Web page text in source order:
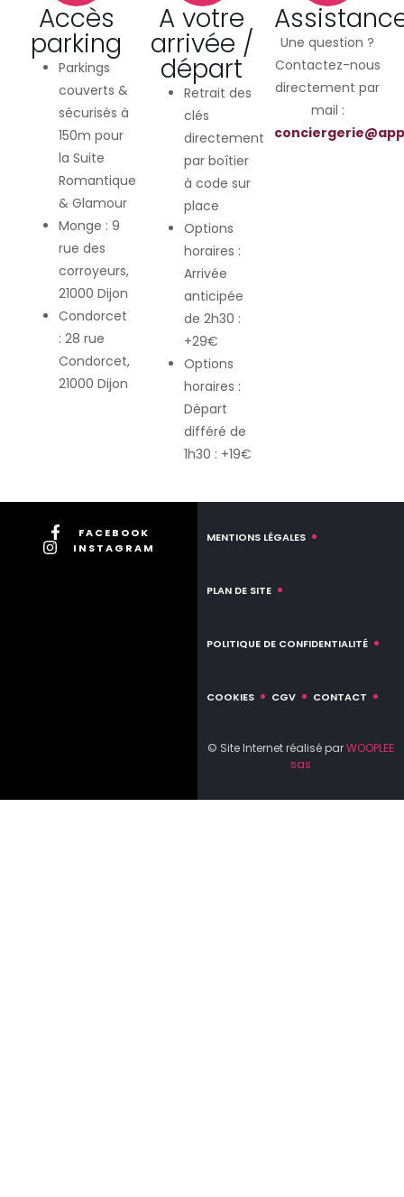
Accès
parking
Parkings
couverts &
sécurisés à
150m pour
la Suite
Romantique
& Glamour
Monge : 9
rue des
corroyeurs,
21000 Dijon
Condorcet
: 28 rue
Condorcet,
21000 Dijon
A votre
arrivée /
départ
Retrait des
clés
directement
par boîtier
à code sur
place
Options
horaires :
Arrivée
anticipée
de 2h30 :
+29€
Options
horaires :
Départ
différé de
1h30 : +19€
Une question ?
Contactez-nous
directement par
mail :
FACEBOOK
INSTAGRAM
MENTIONS LÉGALES
PLAN DE SITE
POLITIQUE DE CONFIDENTIALITÉ
COOKIES CGV CONTACT
© Site Internet réalisé parWOOPLEE
sas